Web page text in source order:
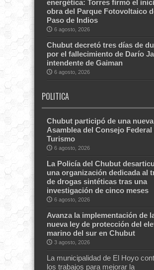
energética: Torres firmó el
obra del Parque Fotovoltaico
Paso de Indios
6 agosto, 2026
Chubut decretó tres días de
por el fallecimiento de Darío
intendente de Gaiman
6 agosto, 2026
POLITICA
Chubut participó de una nueva
Asamblea del Consejo Federal
Turismo
6 agosto, 2026
La Policía del Chubut
una organización dedicada al
de drogas sintéticas tras una
investigación de cinco meses
6 agosto, 2026
Avanza la implementación de
nueva ley de protección del
marino del sur en Chubut
3 agosto, 2026
La municipalidad de El Hoyo
los trabajos para mejorar la